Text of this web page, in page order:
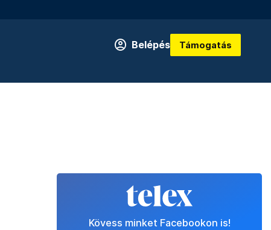
Belépés Támogatás
Kövess minket Facebookon is!